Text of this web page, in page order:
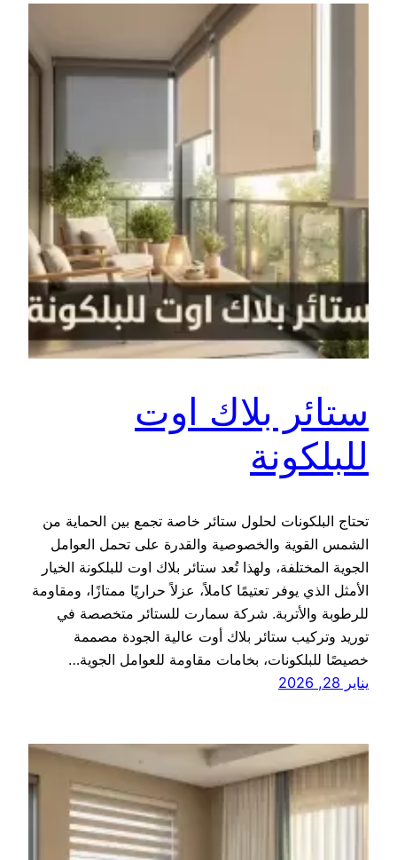
ستائر بلاك اوت
للبلكونة
تحتاج البلكونات لحلول ستائر خاصة تجمع بين الحماية من
الشمس القوية والخصوصية والقدرة على تحمل العوامل
الجوية المختلفة، ولهذا تُعد ستائر بلاك اوت للبلكونة الخيار
الأمثل الذي يوفر تعتيمًا كاملاً، عزلاً حراريًا ممتازًا، ومقاومة
للرطوبة والأتربة. شركة سمارت للستائر متخصصة في
توريد وتركيب ستائر بلاك أوت عالية الجودة مصممة
خصيصًا للبلكونات، بخامات مقاومة للعوامل الجوية…
يناير 28, 2026